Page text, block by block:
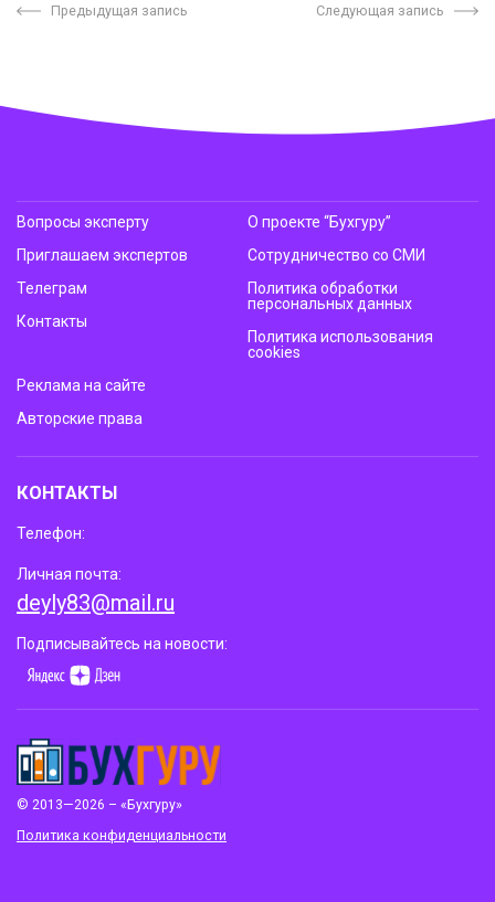
Предыдущая запись Следующая запись
© 2013—2026 – «Бухгуру»
Политика конфиденциальности
Вопросы эксперту
Приглашаем экспертов
Телеграм
Контакты
О проекте “Бухгуру”
Сотрудничество со СМИ
Политика обработки
персональных данных
Политика использования
cookies
Реклама на сайте
Авторские права
КОНТАКТЫ
Телефон:
Личная почта:
deyly83@mail.ru
Подписывайтесь на новости: